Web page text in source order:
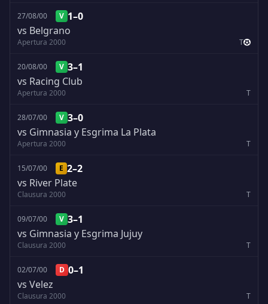
27/08/00 V 1–0
vs Belgrano
Apertura 2000 T
20/08/00 V 3–1
vs Racing Club
Apertura 2000 T
28/07/00 V 3–0
vs Gimnasia y Esgrima La Plata
Apertura 2000 T
15/07/00 E 2–2
vs River Plate
Clausura 2000 T
09/07/00 V 3–1
vs Gimnasia y Esgrima Jujuy
Clausura 2000 T
02/07/00 D 0–1
vs Velez
Clausura 2000 T